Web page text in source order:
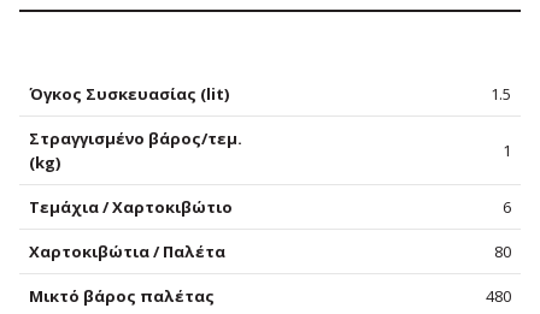
Όγκος Συσκευασίας (lit) 1.5
Στραγγισμένο βάρος/τεμ.
(kg)
1
Τεμάχια / Χαρτοκιβώτιο 6
Χαρτοκιβώτια / Παλέτα 80
Μικτό βάρος παλέτας 480